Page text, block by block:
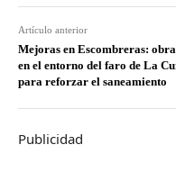
Artículo anterior
Mejoras en Escombreras:
en el entorno del faro de La
para reforzar el saneamiento
Publicidad